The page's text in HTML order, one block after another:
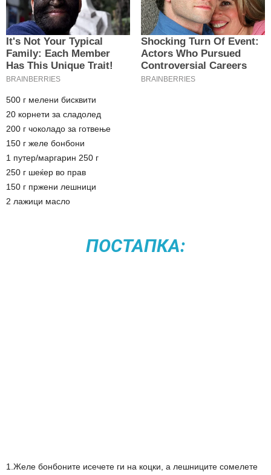
500 г мелени бисквити
20 корнети за сладолед
200 г чоколадо за готвење
150 г желе бонбони
1 путер/маргарин 250 г
250 г шеќер во прав
150 г пржени лешници
2 лажици масло
ПОСТАПКА:
1.Желе бонбоните исечете ги на коцки, а лешниците сомелете